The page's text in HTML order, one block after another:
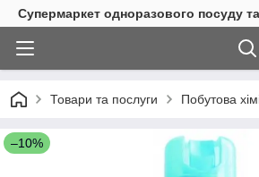
Супермаркет одноразового посуду
Товари та послуги Побутова
–10%